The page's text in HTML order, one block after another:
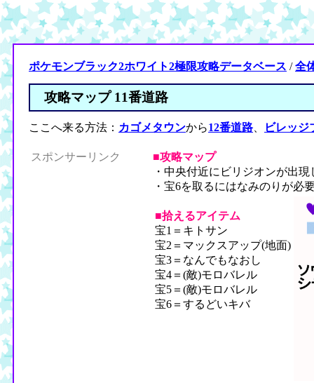
ポケモンブラック2ホワイト2極限攻略データベース /全
攻略マップ 11番道路
ここへ来る方法： カゴメタウンから12番道路 ビレッジ
スポンサーリンク
■攻略マップ
・中央付近にビリジオンが出現
・宝6を取るにはなみのりが必
■拾えるアイテム
宝1＝キトサン
宝2＝マックスアップ(地面)
宝3＝なんでもなおし
宝4＝(敵)モロバレル
宝5＝(敵)モロバレル
宝6＝するどいキバ